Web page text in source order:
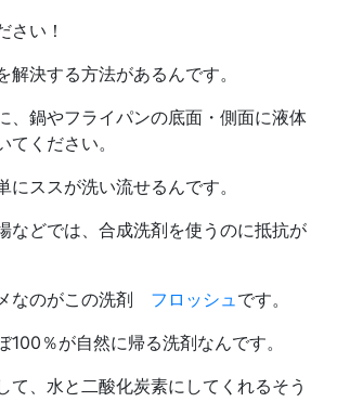
さい！
解決する方法があるんです。
、鍋やフライパンの底面・側面に液体
ください。
にススが洗い流せるんです。
などでは、合成洗剤を使うのに抵抗が
なのがこの洗剤 フロッシュです。
100％が自然に帰る洗剤なんです。
て、水と二酸化炭素にしてくれるそう